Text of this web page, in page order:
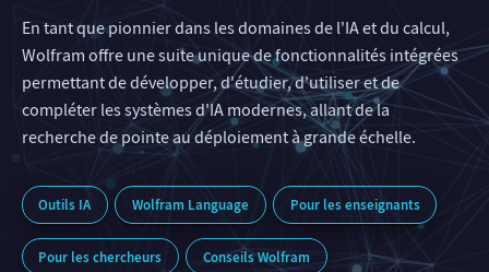
En tant que pionnier dans les domaines de l'IA et du calcul,
Wolfram offre une suite unique de fonctionnalités intégrées
permettant de développer, d'étudier, d'utiliser et de
compléter les systèmes d'IA modernes, allant de la
recherche de pointe au déploiement à grande échelle.
Outils IA Wolfram Language Pour les enseignants
Pour les chercheurs Conseils Wolfram